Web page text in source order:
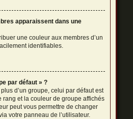
apparaissent dans une
une couleur aux membres d’un
identifiables.
par défaut » ?
d’un groupe, celui par défaut est
rang et la couleur de groupe affichés
peut vous permettre de changer
votre panneau de l’utilisateur.